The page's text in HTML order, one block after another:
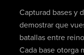
Capturad bases y
demostrar que
batallas entre
Cada base otorga